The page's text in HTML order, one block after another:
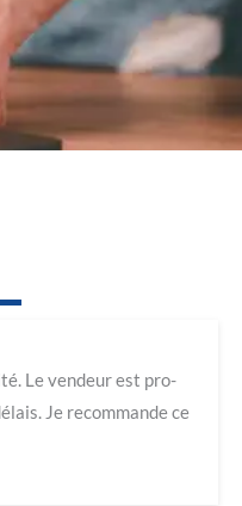
Le vendeur est pro-
Je recommande ce